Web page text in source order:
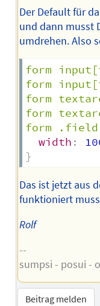
Der Default für
und dann musst
umdrehen. Also
form
form
form
form
form
width :
}
Das ist jetzt aus
funktioniert
Rolf
--
sumpsi - posui -
Beitrag melden